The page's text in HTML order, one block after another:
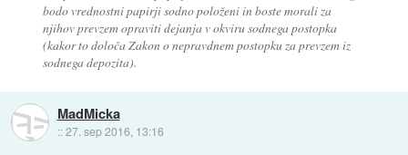
bodo vrednostni papirji sodno položeni in boste morali za
njihov prevzem opraviti dejanja v okviru sodnega postopka
(kakor to določa Zakon o nepravdnem postopku za prevzem iz
sodnega depozita).
MadMicka
::27. sep 2016, 13:16